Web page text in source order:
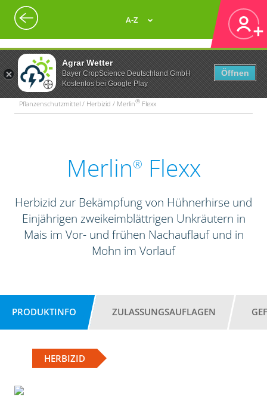
Agrar Wetter
Bayer CropScience Deutschland GmbH
Kostenlos bei Google Play
Öffnen
A-Z
Pflanzenschutzmittel / Herbizid / Merlin® Flexx
Merlin® Flexx
Herbizid zur Bekämpfung von Hühnerhirse und
Einjährigen zweikeimblättrigen Unkräutern in
Mais im Vor- und frühen Nachauflauf und in
Mohn im Vorlauf
PRODUKTINFO ZULASSUNGSAUFLAGEN
HERBIZID